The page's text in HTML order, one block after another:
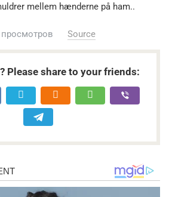
mellem hænderne på ham..
просмотров Source
Please share to your friends: